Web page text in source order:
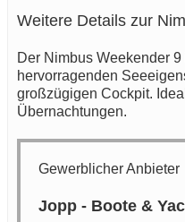
Weitere Details zur
Der Nimbus Weekender
hervorragenden
großzügigen Cockpit.
Übernachtungen.
Gewerblicher Anbieter
Jopp - Boote &